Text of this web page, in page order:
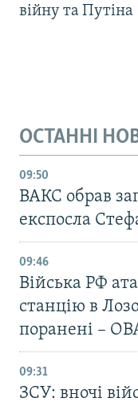
війну та Путіна
ОСТАННІ
09:50
ВАКС обрав
експосла
09:46
Війська РФ
станцію в
поранені –
09:31
ЗСУ: вночі